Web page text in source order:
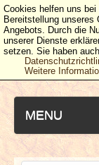
MENU
Cookies helfen uns bei
Bereitstellung unseres
Angebots. Durch die
unserer Dienste
setzen. Sie haben
Weitere